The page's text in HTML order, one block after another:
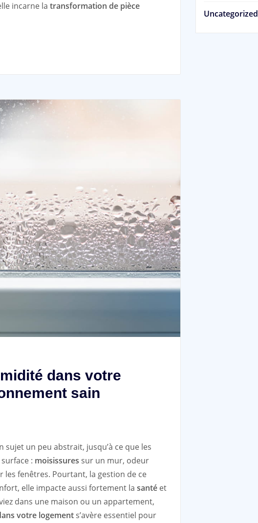
incarne la transformation de pièce
dans votre
sain
un peu abstrait, jusqu’à ce que les
: moisissures sur un mur, odeur
les fenêtres. Pourtant, la gestion de ce
elle impacte aussi fortement la santé et
dans une maison ou un appartement,
votre logement s’avère essentiel pour
Uncategorized